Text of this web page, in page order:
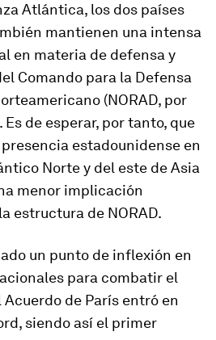
Atlántica, los dos países
mantienen una intensa
en materia de defensa y
Comando para la Defensa
(NORAD, por
Es de esperar, por tanto, que
estadounidense en
Norte y del este de Asia
menor implicación
estructura de NORAD.
un punto de inflexión en
para combatir el
de París entró en
siendo así el primer